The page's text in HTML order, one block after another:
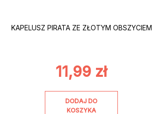
KAPELUSZ PIRATA ZE ZŁOTYM OBSZYCIEM
11,99 zł
DODAJ DO
KOSZYKA